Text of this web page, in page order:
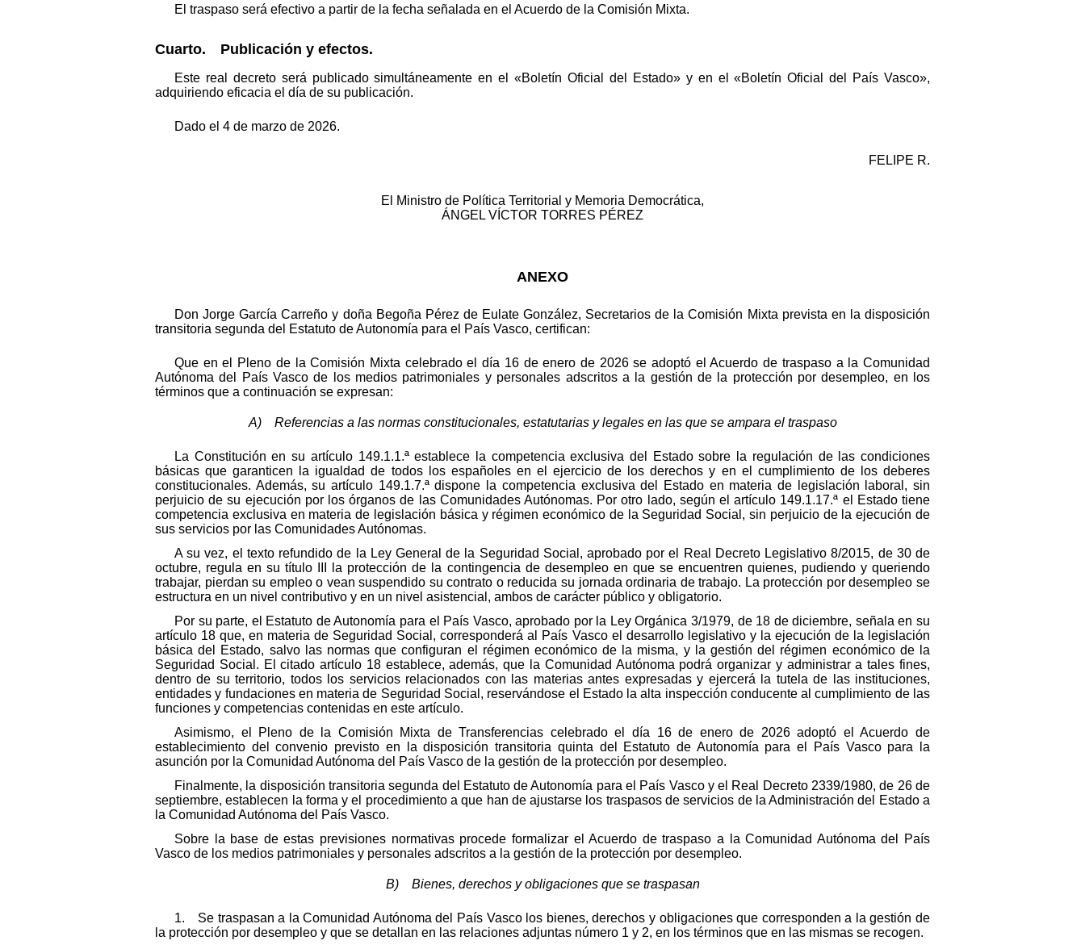
El traspaso será efectivo a partir de la fecha señalada en el Acuerdo de la Comisión Mixta.
Cuarto. Publicación y efectos.
Este real decreto será publicado simultáneamente en el «Boletín Oficial del Estado» y en el «Boletín Oficial del País Vasco»,
adquiriendo eficacia el día de su publicación.
Dado el 4 de marzo de 2026.
FELIPE R.
El Ministro de Política Territorial y Memoria Democrática,
ÁNGEL VÍCTOR TORRES PÉREZ
ANEXO
Don Jorge García Carreño y doña Begoña Pérez de Eulate González, Secretarios de la Comisión Mixta prevista en la disposición
transitoria segunda del Estatuto de Autonomía para el País Vasco, certifican:
Que en el Pleno de la Comisión Mixta celebrado el día 16 de enero de 2026 se adoptó el Acuerdo de traspaso a la Comunidad
Autónoma del País Vasco de los medios patrimoniales y personales adscritos a la gestión de la protección por desempleo, en los
términos que a continuación se expresan:
A) Referencias a las normas constitucionales, estatutarias y legales en las que se ampara el traspaso
La Constitución en su artículo 149.1.1.ª establece la competencia exclusiva del Estado sobre la regulación de las condiciones
básicas que garanticen la igualdad de todos los españoles en el ejercicio de los derechos y en el cumplimiento de los deberes
constitucionales. Además, su artículo 149.1.7.ª dispone la competencia exclusiva del Estado en materia de legislación laboral, sin
perjuicio de su ejecución por los órganos de las Comunidades Autónomas. Por otro lado, según el artículo 149.1.17.ª el Estado tiene
competencia exclusiva en materia de legislación básica y régimen económico de la Seguridad Social, sin perjuicio de la ejecución de
sus servicios por las Comunidades Autónomas.
A su vez, el texto refundido de la Ley General de la Seguridad Social, aprobado por el Real Decreto Legislativo 8/2015, de 30 de
octubre, regula en su título III la protección de la contingencia de desempleo en que se encuentren quienes, pudiendo y queriendo
trabajar, pierdan su empleo o vean suspendido su contrato o reducida su jornada ordinaria de trabajo. La protección por desempleo se
estructura en un nivel contributivo y en un nivel asistencial, ambos de carácter público y obligatorio.
Por su parte, el Estatuto de Autonomía para el País Vasco, aprobado por la Ley Orgánica 3/1979, de 18 de diciembre, señala en su
artículo 18 que, en materia de Seguridad Social, corresponderá al País Vasco el desarrollo legislativo y la ejecución de la legislación
básica del Estado, salvo las normas que configuran el régimen económico de la misma, y la gestión del régimen económico de la
Seguridad Social. El citado artículo 18 establece, además, que la Comunidad Autónoma podrá organizar y administrar a tales fines,
dentro de su territorio, todos los servicios relacionados con las materias antes expresadas y ejercerá la tutela de las instituciones,
entidades y fundaciones en materia de Seguridad Social, reservándose el Estado la alta inspección conducente al cumplimiento de las
funciones y competencias contenidas en este artículo.
Asimismo, el Pleno de la Comisión Mixta de Transferencias celebrado el día 16 de enero de 2026 adoptó el Acuerdo de
establecimiento del convenio previsto en la disposición transitoria quinta del Estatuto de Autonomía para el País Vasco para la
asunción por la Comunidad Autónoma del País Vasco de la gestión de la protección por desempleo.
Finalmente, la disposición transitoria segunda del Estatuto de Autonomía para el País Vasco y el Real Decreto 2339/1980, de 26 de
septiembre, establecen la forma y el procedimiento a que han de ajustarse los traspasos de servicios de la Administración del Estado a
la Comunidad Autónoma del País Vasco.
Sobre la base de estas previsiones normativas procede formalizar el Acuerdo de traspaso a la Comunidad Autónoma del País
Vasco de los medios patrimoniales y personales adscritos a la gestión de la protección por desempleo.
B) Bienes, derechos y obligaciones que se traspasan
1. Se traspasan a la Comunidad Autónoma del País Vasco los bienes, derechos y obligaciones que corresponden a la gestión de
la protección por desempleo y que se detallan en las relaciones adjuntas número 1 y 2, en los términos que en las mismas se recogen.